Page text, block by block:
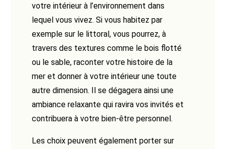
votre intérieur à l’environnement dans
lequel vous vivez. Si vous habitez par
exemple sur le littoral, vous pourrez, à
travers des textures comme le bois flotté
ou le sable, raconter votre histoire de la
mer et donner à votre intérieur une toute
autre dimension. Il se dégagera ainsi une
ambiance relaxante qui ravira vos invités et
contribuera à votre bien-être personnel.
Les choix peuvent également porter sur